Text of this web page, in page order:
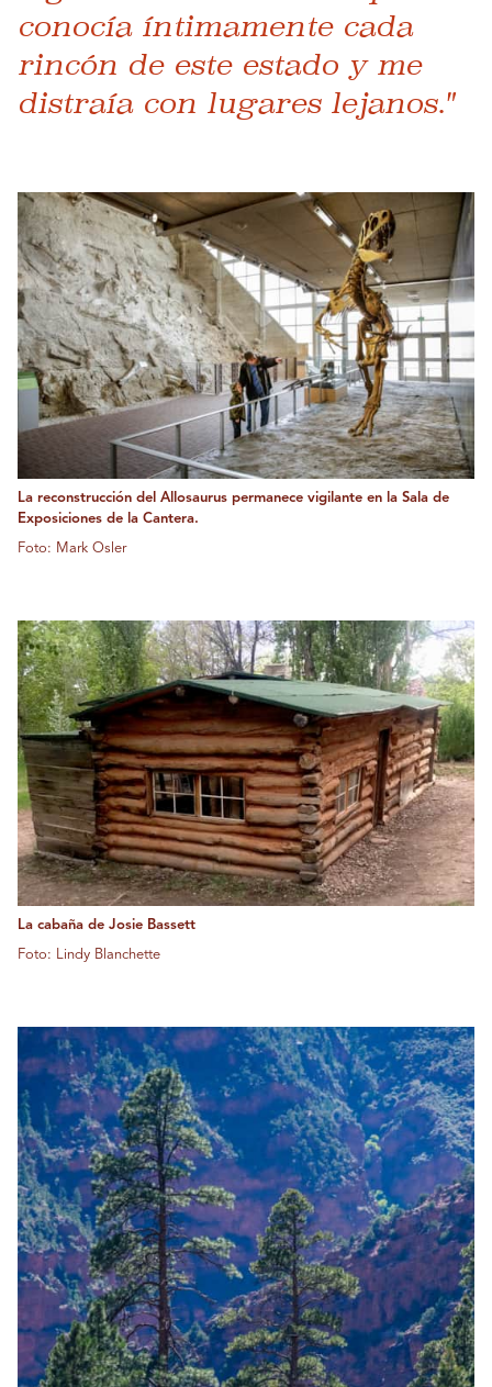
conocía íntimamente cada
rincón de este estado y me
distraía con lugares lejanos."
La reconstrucción del Allosaurus permanece vigilante en la Sala de
Exposiciones de la Cantera.
Foto: Mark Osler
La cabaña de Josie Bassett
Foto: Lindy Blanchette